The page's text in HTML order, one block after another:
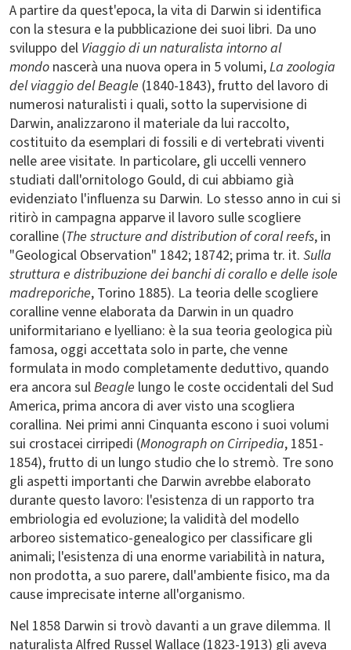
A partire da quest'epoca, la vita di Darwin si identifica
con la stesura e la pubblicazione dei suoi libri. Da uno
sviluppo del Viaggio di un naturalista intorno al
mondo nascerà una nuova opera in 5 volumi,La zoologia
del viaggio del Beagle (1840-1843), frutto del lavoro di
numerosi naturalisti i quali, sotto la supervisione di
Darwin, analizzarono il materiale da lui raccolto,
costituito da esemplari di fossili e di vertebrati viventi
nelle aree visitate. In particolare, gli uccelli vennero
studiati dall'ornitologo Gould, di cui abbiamo già
evidenziato l'influenza su Darwin. Lo stesso anno in cui si
ritirò in campagna apparve il lavoro sulle scogliere
coralline (The structure and distribution of coral reefs, in
"Geological Observation" 1842; 18742; prima tr. it. Sulla
struttura e distribuzione dei banchi di corallo e delle isole
madreporiche, Torino 1885). La teoria delle scogliere
coralline venne elaborata da Darwin in un quadro
uniformitariano e lyelliano: è la sua teoria geologica più
famosa, oggi accettata solo in parte, che venne
formulata in modo completamente deduttivo, quando
era ancora sulBeagle lungo le coste occidentali del Sud
America, prima ancora di aver visto una scogliera
corallina. Nei primi anni Cinquanta escono i suoi volumi
sui crostacei cirripedi (Monograph on Cirripedia, 1851-
1854), frutto di un lungo studio che lo stremò. Tre sono
gli aspetti importanti che Darwin avrebbe elaborato
durante questo lavoro: l'esistenza di un rapporto tra
embriologia ed evoluzione; la validità del modello
arboreo sistematico-genealogico per classificare gli
animali; l'esistenza di una enorme variabilità in natura,
non prodotta, a suo parere, dall'ambiente fisico, ma da
cause imprecisate interne all'organismo.
Nel 1858 Darwin si trovò davanti a un grave dilemma. Il
naturalista Alfred Russel Wallace (1823-1913) gli aveva